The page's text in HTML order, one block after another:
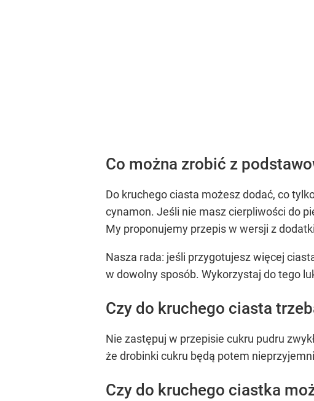
Co można zrobić z
Do kruchego ciasta możesz dodać, co
cynamon. Jeśli nie masz cierpliwości do
My proponujemy przepis w wersji z
Nasza rada: jeśli przygotujesz więcej
w dowolny sposób. Wykorzystaj do tego
Czy do kruchego ciasta
Nie zastępuj w przepisie cukru pudru
że drobinki cukru będą potem
Czy do kruchego ciastka